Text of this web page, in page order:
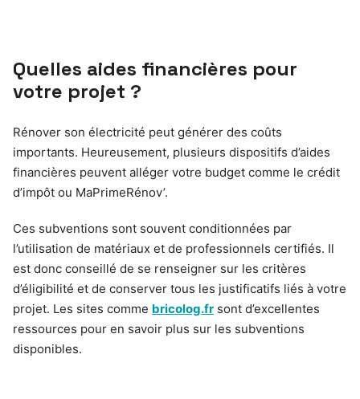
Quelles aides financières pour
votre projet ?
Rénover son électricité peut générer des coûts
importants. Heureusement, plusieurs dispositifs d’aides
financières peuvent alléger votre budget comme le crédit
d’impôt ou MaPrimeRénov’.
Ces subventions sont souvent conditionnées par
l’utilisation de matériaux et de professionnels certifiés. Il
est donc conseillé de se renseigner sur les critères
d’éligibilité et de conserver tous les justificatifs liés à votre
projet. Les sites comme bricolog.fr sont d’excellentes
ressources pour en savoir plus sur les subventions
disponibles.